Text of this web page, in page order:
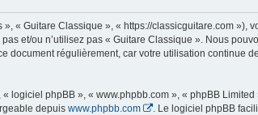
« Guitare Classique », « https://classicguitare.com »),
et/ou n’utilisez pas « Guitare Classique ». Nous
régulièrement, car votre utilisation continue
logiciel phpBB », « www.phpbb.com », « phpBB
depuis www.phpbb.com
. Le logiciel phpBB